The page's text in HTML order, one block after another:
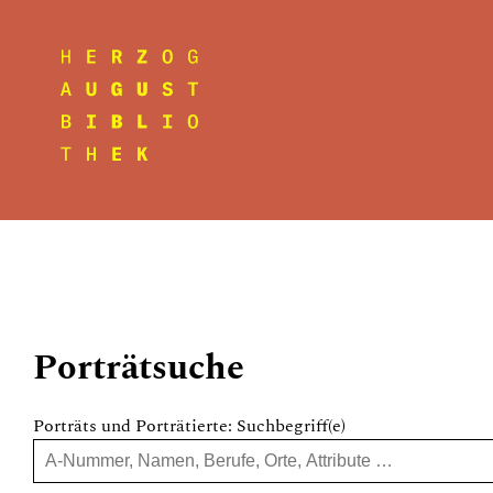
Porträtsuche
Porträts und Porträtierte: Suchbegriff(e)